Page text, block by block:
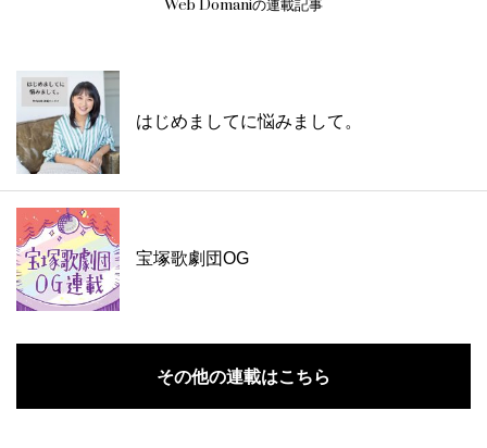
Web Domaniの連載記事
はじめましてに悩みまして。
宝塚歌劇団OG
その他の連載はこちら